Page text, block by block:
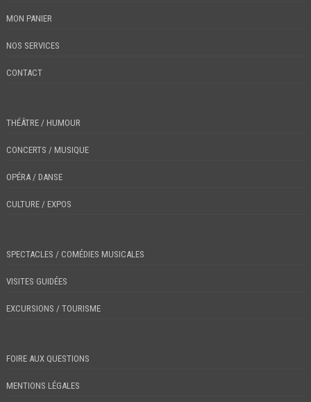
MON PANIER
NOS SERVICES
CONTACT
THÉÂTRE / HUMOUR
CONCERTS / MUSIQUE
OPÉRA / DANSE
CULTURE / EXPOS
SPECTACLES / COMÉDIES MUSICALES
VISITES GUIDÉES
EXCURSIONS / TOURISME
FOIRE AUX QUESTIONS
MENTIONS LÉGALES